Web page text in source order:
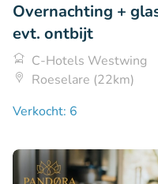
Overnachting +
evt. ontbijt
C-Hotels Westwing
Roeselare (22km)
Verkocht: 6